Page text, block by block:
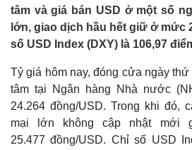
tâm và giá bán USD ở một số
lớn, giao dịch hầu hết giữ ở mức
số USD Index (DXY) là 106,97
Tỷ giá hôm nay, đóng cửa ngày
tâm tại Ngân hàng Nhà nước
24.264 đồng/USD. Trong khi đó,
mại lớn không cập nhật mới
25.477 đồng/USD. Chỉ số USD